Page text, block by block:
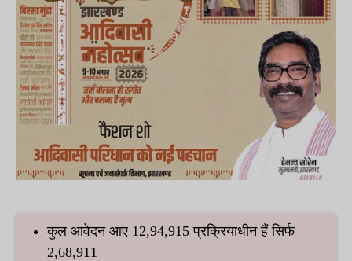
कुल आवेदन आए 12,94,915 प्रक्रियाधीन हैं सिर्फ
2,68,911